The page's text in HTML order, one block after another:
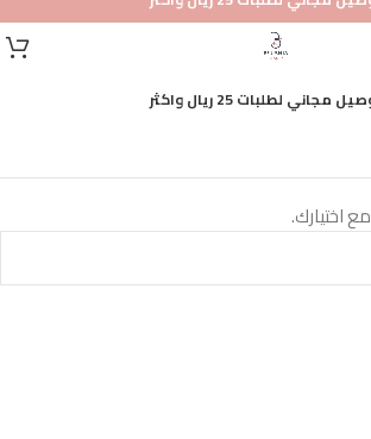
مجاني لطلبات 25 ريال واكثر
اختيارك.